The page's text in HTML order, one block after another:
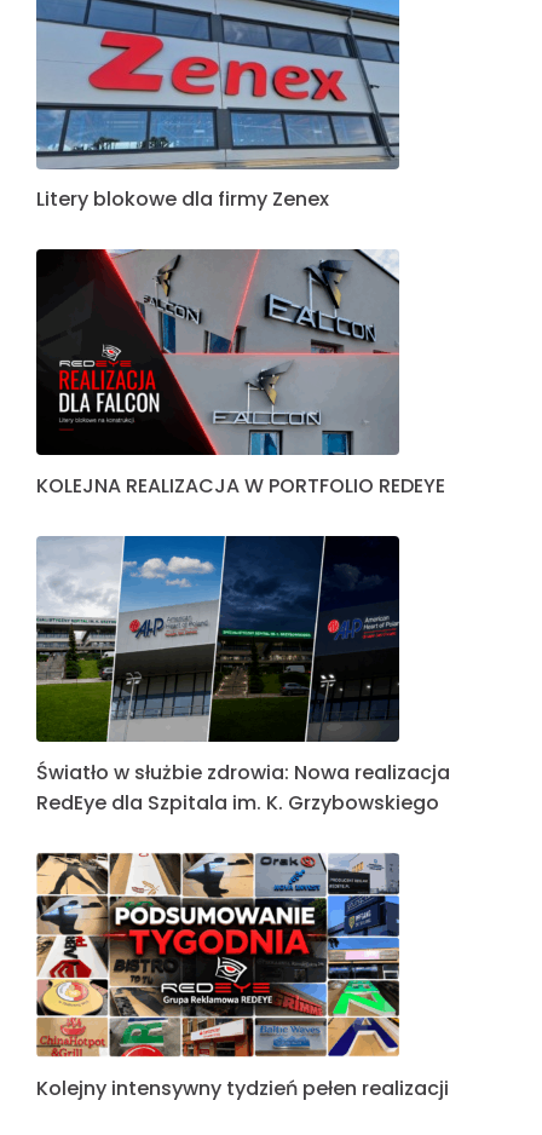
Litery blokowe dla firmy Zenex
KOLEJNA REALIZACJA W PORTFOLIO REDEYE
Światło w służbie zdrowia: Nowa realizacja
RedEye dla Szpitala im. K. Grzybowskiego
Kolejny intensywny tydzień pełen realizacji